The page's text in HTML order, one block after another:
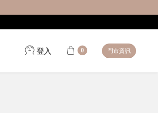
登入 0 門市資訊